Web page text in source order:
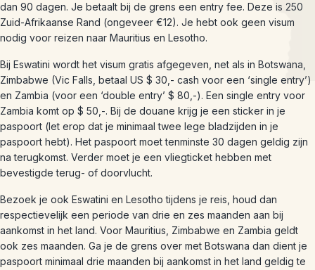
dan 90 dagen. Je betaalt bij de grens een entry fee. Deze is 250
Zuid-Afrikaanse Rand (ongeveer €12). Je hebt ook geen visum
nodig voor reizen naar Mauritius en Lesotho.
Bij Eswatini wordt het visum gratis afgegeven, net als in Botswana,
Zimbabwe (Vic Falls, betaal US $ 30,- cash voor een ‘single entry’)
en Zambia (voor een ‘double entry’ $ 80,-). Een single entry voor
Zambia komt op $ 50,-. Bij de douane krijg je een sticker in je
paspoort (let erop dat je minimaal twee lege bladzijden in je
paspoort hebt). Het paspoort moet tenminste 30 dagen geldig zijn
na terugkomst. Verder moet je een vliegticket hebben met
bevestigde terug- of doorvlucht.
Bezoek je ook Eswatini en Lesotho tijdens je reis, houd dan
respectievelijk een periode van drie en zes maanden aan bij
aankomst in het land. Voor Mauritius, Zimbabwe en Zambia geldt
ook zes maanden. Ga je de grens over met Botswana dan dient je
paspoort minimaal drie maanden bij aankomst in het land geldig te